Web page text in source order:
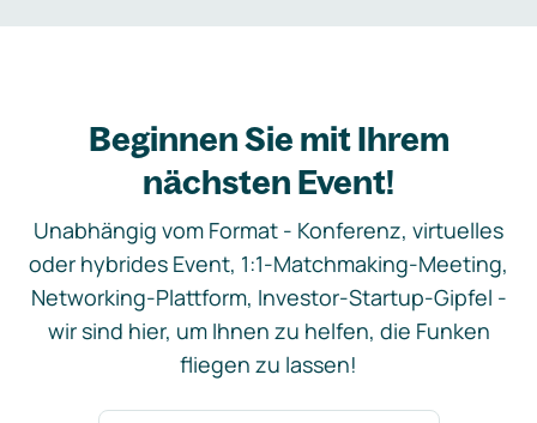
Beginnen Sie mit Ihrem
nächsten Event!
Unabhängig vom Format - Konferenz, virtuelles
oder hybrides Event, 1:1-Matchmaking-Meeting,
Networking-Plattform, Investor-Startup-Gipfel -
wir sind hier, um Ihnen zu helfen, die Funken
fliegen zu lassen!